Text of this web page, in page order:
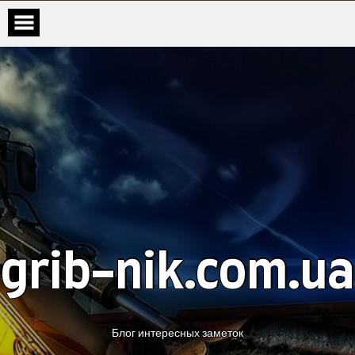
grib-nik.com.ua
Блог интересных заметок